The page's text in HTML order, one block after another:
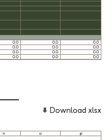
0.0 0.0
0.0
0.0 0.0
0.0
0.0 0.0
0.0
0.0 0.0 0.0
Download xlsx
n o p